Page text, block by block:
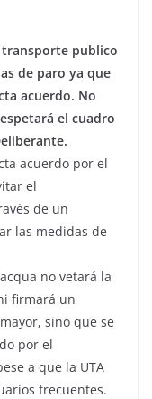
publico
de paro ya que
acuerdo. No
el cuadro
acuerdo por el
el
de un
las medidas de
no vetará la
firmará un
sino que se
por el
a que la UTA
frecuentes.